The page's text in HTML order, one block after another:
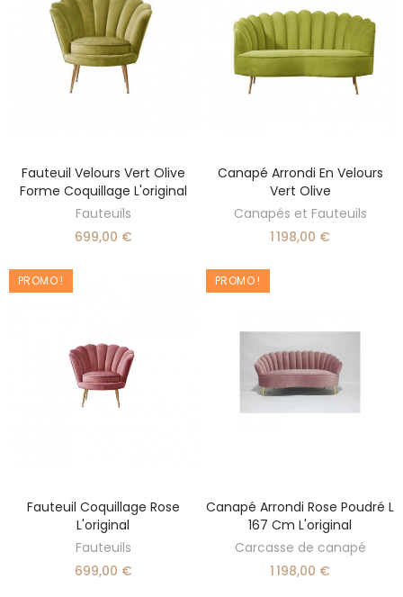
AJOUTER AU PANIER
Fauteuil Velours Vert Olive
Forme Coquillage L'original
Fauteuils
699,00 €
AJOUTER AU PANIER
Canapé Arrondi En Velours
Vert Olive
Canapés et Fauteuils
1 198,00 €
PROMO !
AJOUTER AU PANIER
Fauteuil Coquillage Rose
L'original
Fauteuils
699,00 €
PROMO !
AJOUTER AU PANIER
Canapé Arrondi Rose Poudré L
167 Cm L'original
Carcasse de canapé
1 198,00 €